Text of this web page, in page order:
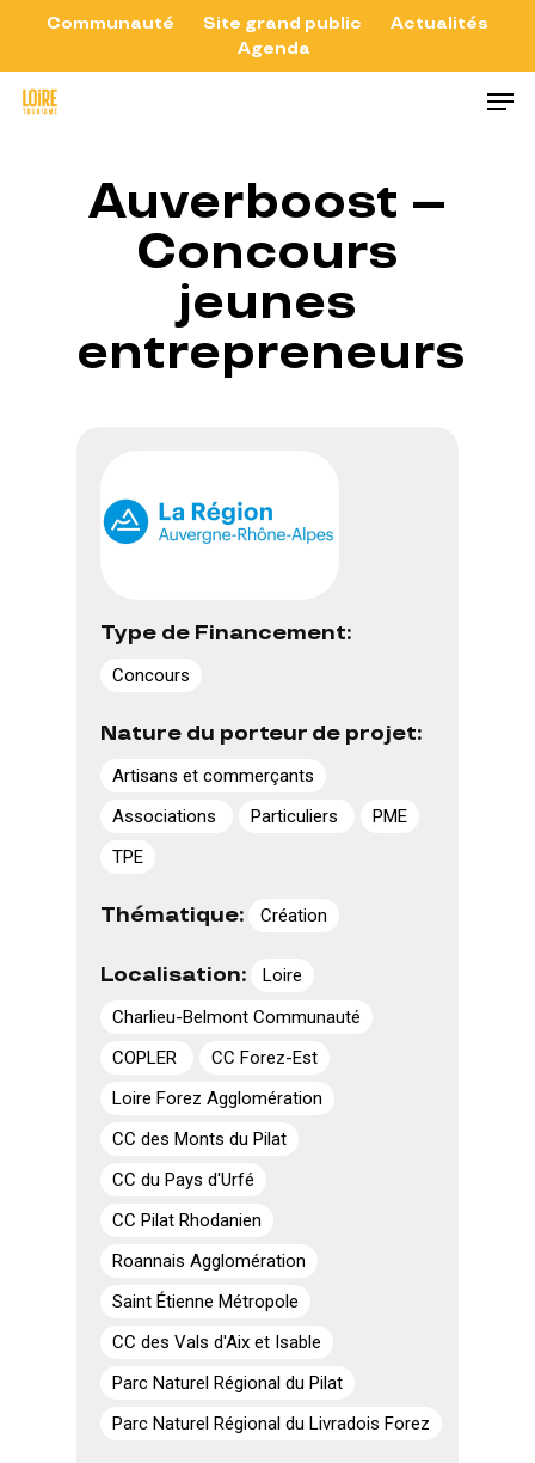
main
Communauté Site grand public
Actualités
Agenda
Auverboost –
Concours
jeunes
entrepreneurs
Type de Financement:
Concours
Nature du porteur de projet:
Artisans et commerçants
Associations
Particuliers
PME
TPE
Thématique: Création
Localisation:
Loire
Charlieu-Belmont Communauté
COPLER
CC Forez-Est
Loire Forez Agglomération
CC des Monts du Pilat
CC du Pays d'Urfé
CC Pilat Rhodanien
Roannais Agglomération
Saint Étienne Métropole
CC des Vals d'Aix et Isable
Parc Naturel Régional du Pilat
Parc Naturel Régional du Livradois Forez
Close
Menu